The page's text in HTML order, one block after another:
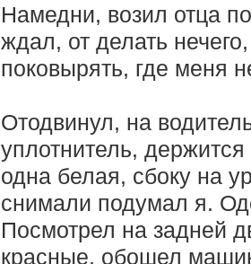
Намедни, возил отца
ждал, от делать
поковырять, где меня
Отодвинул, на
уплотнитель,
одна белая, сбоку на
снимали подумал я.
Посмотрел на задней
красные, обошел